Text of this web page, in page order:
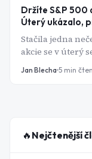
Držíte S&P 500
Úterý ukázalo,
Stačila jedna
akcie se v úterý
na technologie
Jan Blecha 5 min
🔥 Nejčtenější